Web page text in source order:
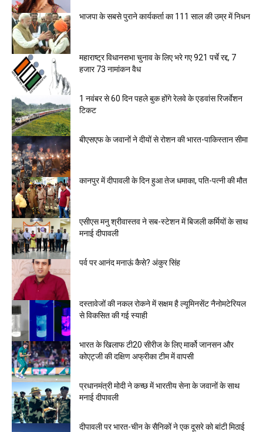
भाजपा के सबसे पुराने कार्यकर्ता का 111 साल की उम्र में निधन
महाराष्ट्र विधानसभा चुनाव के लिए भरे गए 921 पर्चे रद्द, 7
हजार 73 नामांकन वैध
1 नवंबर से 60 दिन पहले बुक होंगे रेलवे के एडवांस रिजर्वेशन
टिकट
बीएसएफ के जवानों ने दीयों से रोशन की भारत-पाकिस्तान सीमा
कानपुर में दीपावली के दिन हुआ तेज धमाका, पति-पत्नी की मौत
एसीएस मनु श्रीवास्तव ने सब-स्टेशन में बिजली कर्मियों के साथ
मनाई दीपावली
पर्व पर आनंद मनाऊं कैसे? अंकुर सिंह
दस्तावेजों की नकल रोकने में सक्षम है ल्यूमिनसेंट नैनोमटेरियल
से विकसित की गई स्याही
भारत के खिलाफ टी20 सीरीज के लिए मार्को जानसन और
कोएट्जी की दक्षिण अफ्रीका टीम में वापसी
प्रधानमंत्री मोदी ने कच्छ में भारतीय सेना के जवानों के साथ
मनाई दीपावली
दीपावली पर भारत-चीन के सैनिकों ने एक दूसरे को बांटी मिठाई